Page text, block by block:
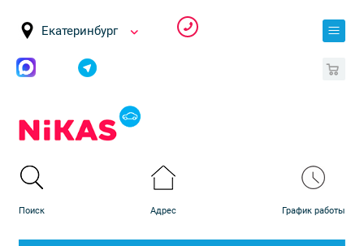
Екатеринбург